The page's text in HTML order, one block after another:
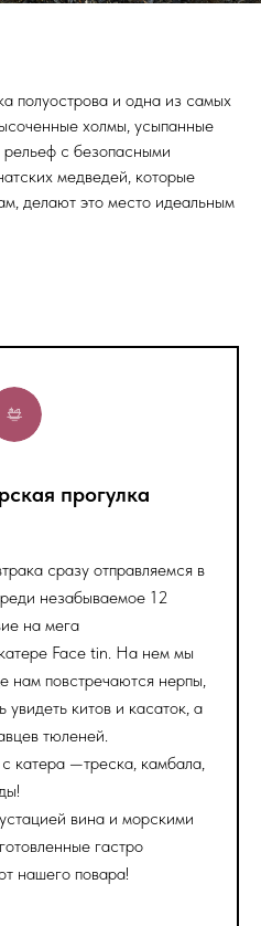
полуострова и одна из самых
холмы, усыпанные
с безопасными
медведей, которые
делают это место идеальным
прогулка
сразу отправляемся в
незабываемое 12
на мега
Face tin. На нем мы
нам повстречаются нерпы,
увидеть китов и касаток, а
тюленей.
катера —треска, камбала,
вина и морскими
гастро
нашего повара!